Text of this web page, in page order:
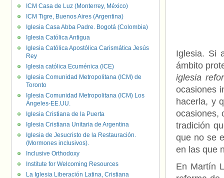
Iglesia. Si
ámbito
iglesia
ocasiones
hacerla, y
ocasiones,
tradición
que no se
en las que
En Martín
ICM Casa de Luz (Monterrey, México)
ICM Tigre, Buenos Aires (Argentina)
Iglesia Casa Abba Padre. Bogotá (Colombia)
Iglesia Católica Antigua
Iglesia Católica Apostólica Carismática Jesús
Rey
Iglesia católica Ecuménica (ICE)
Iglesia Comunidad Metropolitana (ICM) de
Toronto
Iglesia Comunidad Metropolitana (ICM) Los
Ángeles-EE.UU.
Iglesia Cristiana de la Puerta
Iglesia Cristiana Unitaria de Argentina
Iglesia de Jesucristo de la Restauración.
(Mormones inclusivos).
Inclusive Orthodoxy
Institute for Welcoming Resources
La Iglesia Liberación Latina, Cristiana